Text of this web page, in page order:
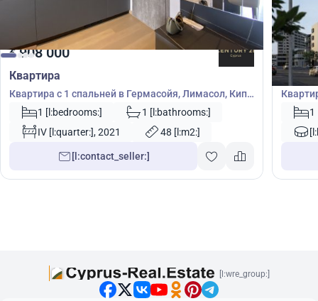
€908 000
Квартира
Квартира с 1 спальней в Гермасойя, Лимасол, Кипр
№ 201361 [l:bedrooms:]
1 [l:bathrooms:]
IV [l:quarter:], 2021
48 [l:m2:]
[l:contact_seller:]
€379
№
1
[l:wre_group:]